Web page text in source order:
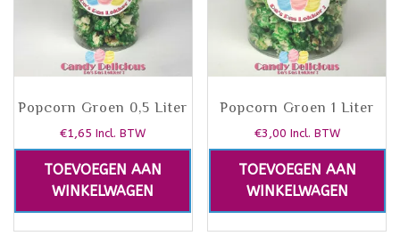
Popcorn Groen 0,5 Liter
€1,65 Incl. BTW
TOEVOEGEN AAN
WINKELWAGEN
Popcorn Groen 1 Liter
€3,00 Incl. BTW
TOEVOEGEN AAN
WINKELWAGEN